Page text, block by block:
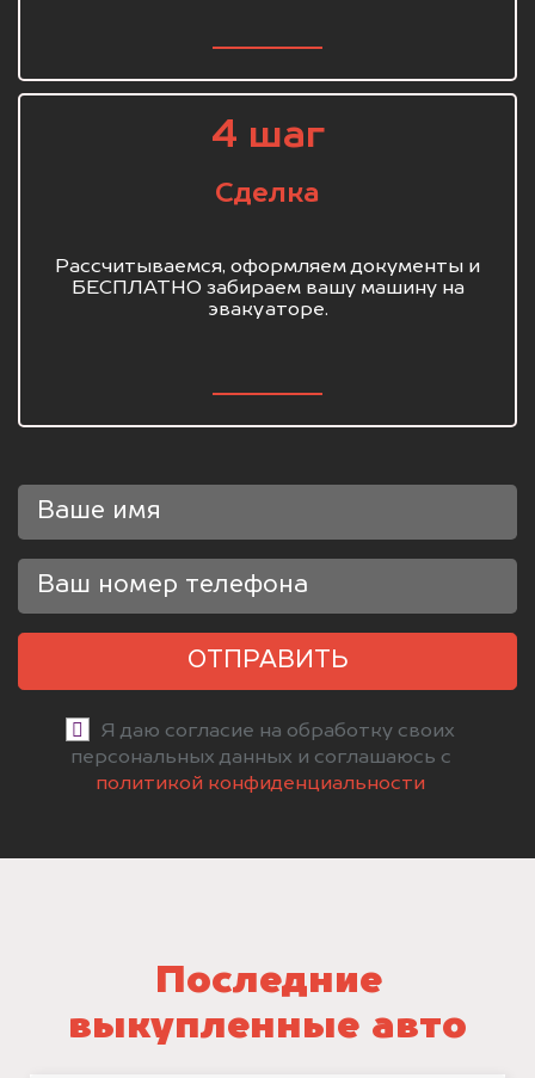
4 шаг
Сделка
Рассчитываемся, оформляем документы и
БЕСПЛАТНО забираем вашу машину на
эвакуаторе.
ОТПРАВИТЬ
Я даю согласие на обработку своих
персональных данных и соглашаюсь с
политикой конфиденциальности
Последние
выкупленные авто